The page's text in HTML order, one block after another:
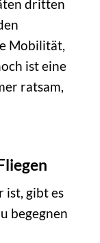
dritten
Mobilität,
ist eine
ratsam,
ist, gibt es
begegnen